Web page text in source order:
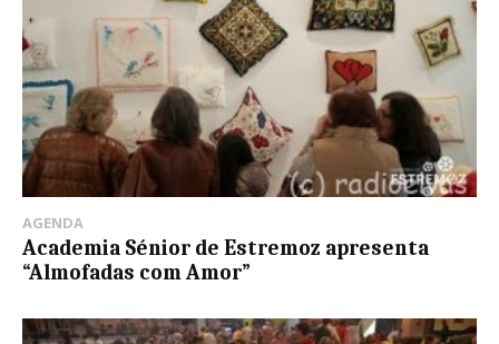
AGENDA
Academia Sénior de Estremoz apresenta
“Almofadas com Amor”